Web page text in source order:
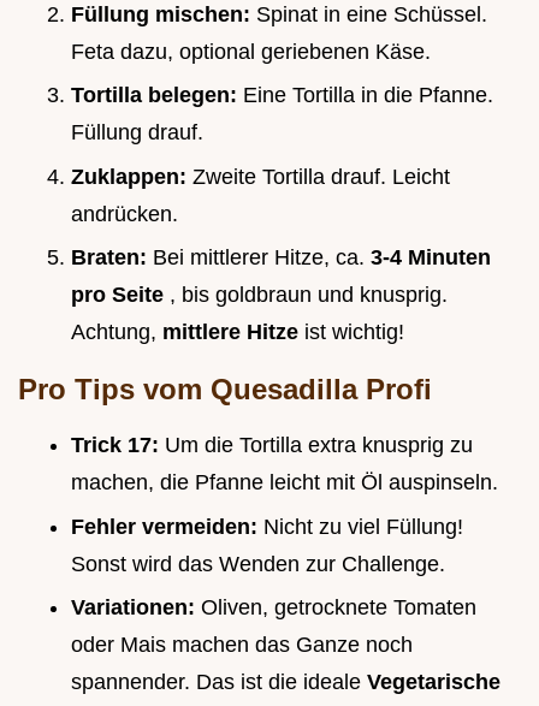
Füllung mischen: Spinat in eine Schüssel.
Feta dazu, optional geriebenen Käse.
Tortilla belegen: Eine Tortilla in die Pfanne.
Füllung drauf.
Zuklappen: Zweite Tortilla drauf. Leicht
andrücken.
Braten: Bei mittlerer Hitze, ca. 3-4 Minuten
pro Seite , bis goldbraun und knusprig.
Achtung, mittlere Hitze ist wichtig!
Pro Tips vom Quesadilla Profi
Trick 17: Um die Tortilla extra knusprig zu
machen, die Pfanne leicht mit Öl auspinseln.
Fehler vermeiden: Nicht zu viel Füllung!
Sonst wird das Wenden zur Challenge.
Variationen: Oliven, getrocknete Tomaten
oder Mais machen das Ganze noch
spannender. Das ist die ideale Vegetarische